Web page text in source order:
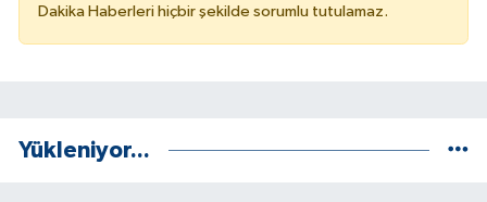
Dakika Haberleri hiçbir şekilde sorumlu tutulamaz.
Yükleniyor...